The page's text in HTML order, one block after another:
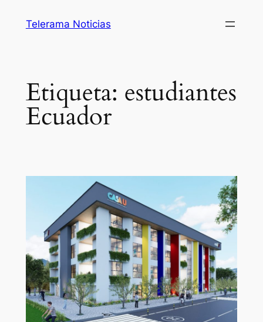
Telerama Noticias
Etiqueta: estudiantes
Ecuador